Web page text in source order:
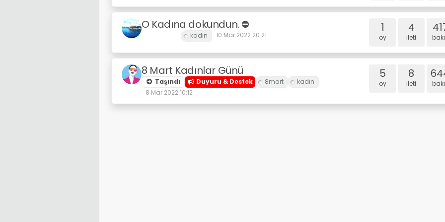
O Kadına dokundun. ⛔
10 Mar 2022 20:21
1
oy
4
i̇leti
8 Mart Kadınlar Günü
Taşındı
Duyuru & Destek
8 Mar 2022 10:12
5
oy
8
i̇leti